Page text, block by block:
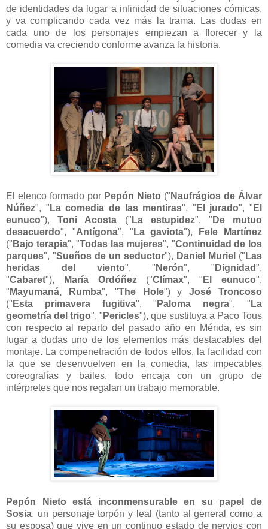
de identidades da lugar a infinidad de situaciones cómicas,
y va complicando cada vez más la trama. Las dudas en
cada uno de los personajes empiezan a florecer y la
comedia va creciendo conforme avanza la historia.
El elenco formado por Pepón Nieto (" Naufrágios de Álvar
Núñez", " La comedia de las mentiras", " El jurado", " El
eunuco"),Toni Acosta (" La estupidez", " De mutuo
desacuerdo", "Antígona", " La gaviota"),
Fele Martínez
(" Bajo terapia", "Todas las mujeres", "Continuidad de los
parques", "Sueños de un seductor"), Daniel Muriel (" Las
heridas del viento", " Nerón", " Dignidad",
"Cabaret"), María Ordóñez("Clímax", " El eunuco",
" Mayumaná, Rumba", "The Hole") yJosé Troncoso
(" Esta primavera fugitiva", " Paloma negra", " La
geometría del trigo", " Pericles"), que sustituya a Paco Tous
con respecto al reparto del pasado año en Mérida, es sin
lugar a dudas uno de los elementos más destacables del
montaje. La compenetración de todos ellos, la facilidad con
la que se desenvuelven en la comedia, las impecables
coreografías y bailes, todo encaja con un grupo de
intérpretes que nos regalan un trabajo memorable.
Pepón Nieto está inconmensurable en su papel de
Sosia, un personaje torpón y leal (tanto al general como a
su esposa) que vive en un continuo estado de nervios con